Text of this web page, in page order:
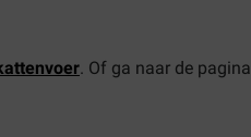
. Of ga naar de pagina